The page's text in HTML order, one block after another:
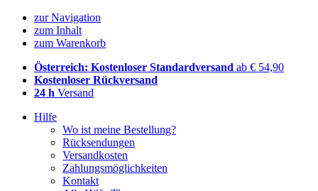
zur Navigation
zum Inhalt
zum Warenkorb
Österreich: Kostenloser Standardversand ab € 54,90
Kostenloser Rückversand
24 h Versand
Hilfe
Wo ist meine Bestellung?
Rücksendungen
Versandkosten
Zahlungsmöglichkeiten
Kontakt